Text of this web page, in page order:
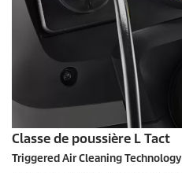
Classe de poussière L Tact
Triggered Air Cleaning Technology